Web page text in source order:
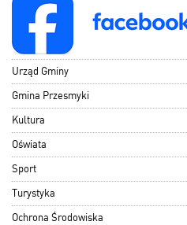
Urząd Gminy
Gmina Przesmyki
Kultura
Oświata
Sport
Turystyka
Ochrona Środowiska